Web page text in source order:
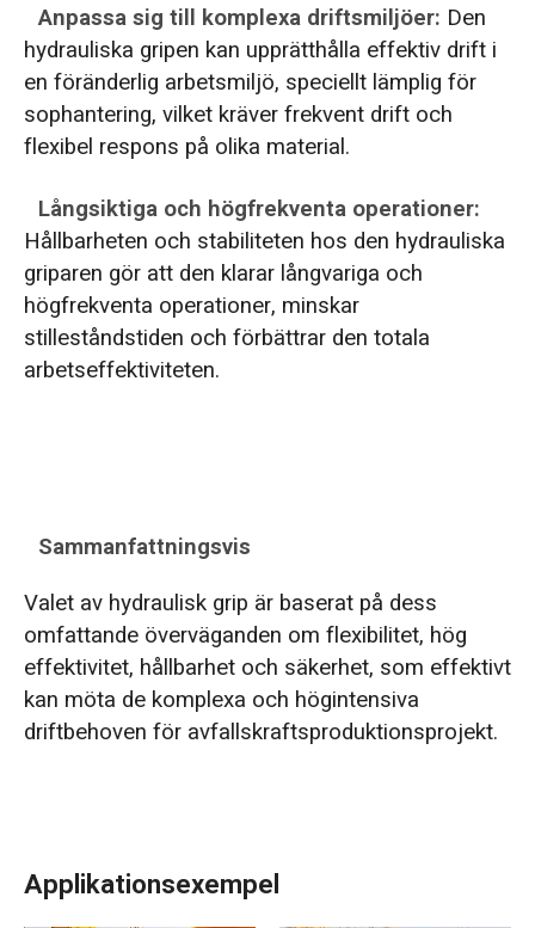
Anpassa sig till komplexa driftsmiljöer: Den
hydrauliska gripen kan upprätthålla effektiv drift i
en föränderlig arbetsmiljö, speciellt lämplig för
sophantering, vilket kräver frekvent drift och
flexibel respons på olika material.
Långsiktiga och högfrekventa operationer:
Hållbarheten och stabiliteten hos den hydrauliska
griparen gör att den klarar långvariga och
högfrekventa operationer, minskar
stilleståndstiden och förbättrar den totala
arbetseffektiviteten.
Sammanfattningsvis
Valet av hydraulisk grip är baserat på dess
omfattande överväganden om flexibilitet, hög
effektivitet, hållbarhet och säkerhet, som effektivt
kan möta de komplexa och högintensiva
driftbehoven för avfallskraftsproduktionsprojekt.
Applikationsexempel